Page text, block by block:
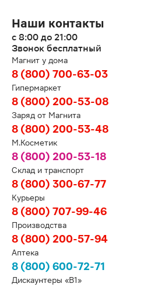
Наши контакты
с 8:00 до 21:00
Звонок бесплатный
Магнит у дома
8 (800) 700-63-03
Гипермаркет
8 (800) 200-53-08
Заряд от Магнита
8 (800) 200-53-48
М.Косметик
8 (800) 200-53-18
Склад и транспорт
8 (800) 300-67-77
Курьеры
8 (800) 707-99-46
Производства
8 (800) 200-57-94
Аптека
8 (800) 600-72-71
Дискаунтеры «В1»